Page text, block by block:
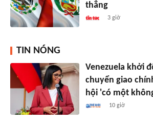
thẳng
3 giờ
TIN NÓNG
Venezuela khởi
chuyển giao
hội 'có một
10 giờ